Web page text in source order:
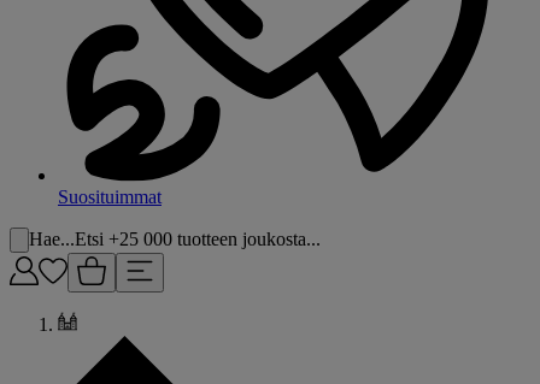
Suosituimmat
Hae...Etsi +25 000 tuotteen joukosta...